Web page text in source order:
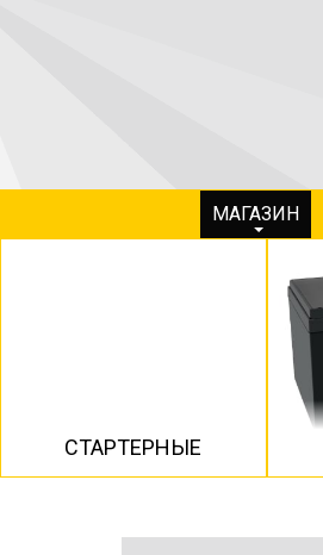
МАГАЗИН
СТАРТЕРНЫЕ